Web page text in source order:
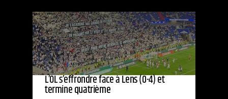
L’OL s’effrondre face à Lens (0-4) et
termine quatrième